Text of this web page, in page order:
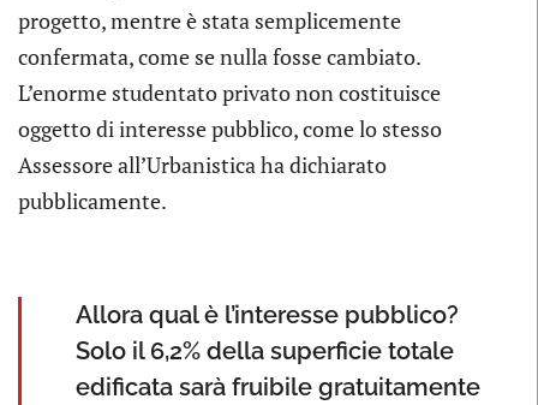
progetto, mentre è stata semplicemente
confermata, come se nulla fosse cambiato.
L’enorme studentato privato non costituisce
oggetto di interesse pubblico, come lo stesso
Assessore all’Urbanistica ha dichiarato
pubblicamente.
Allora qual è l’interesse pubblico?
Solo il 6,2% della superficie totale
edificata sarà fruibile gratuitamente